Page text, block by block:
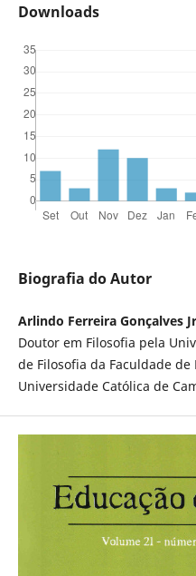
Downloads
Biografia do Autor
Arlindo Ferreira Gonçalves
Doutor em Filosofia pela
de Filosofia da Faculdade
Universidade Católica de